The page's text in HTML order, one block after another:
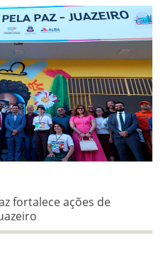
fortalece ações de